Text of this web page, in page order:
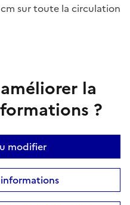
sur toute la circulation
la
?
modifier